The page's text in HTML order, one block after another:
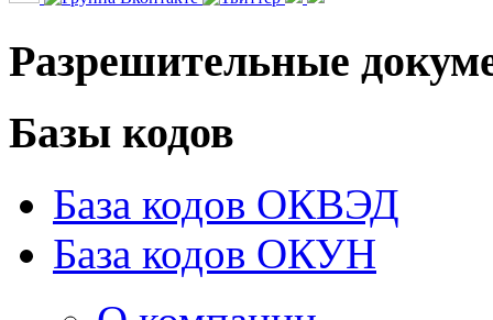
Разрешительные
Базы кодов
База кодов ОКВЭД
База кодов ОКУН